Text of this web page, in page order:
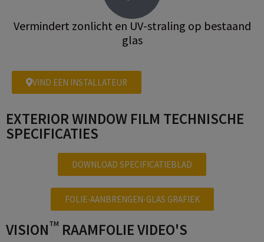
Vermindert zonlicht en UV-straling op bestaand
glas
VIND EEN INSTALLATEUR
EXTERIOR WINDOW FILM TECHNISCHE
SPECIFICATIES
DOWNLOAD SPECIFICATIEBLAD
FOLIE-AANBRENGEN-GLAS GRAFIEK
VISION TM RAAMFOLIE VIDEO'S